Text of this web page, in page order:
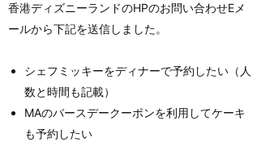
香港ディズニーランドのHPのお問い合わせEメ
ールから下記を送信しました。
シェフミッキーをディナーで予約したい（人
数と時間も記載）
MAのバースデークーポンを利用してケーキ
も予約したい